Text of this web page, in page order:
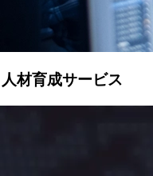
人材育成サービス